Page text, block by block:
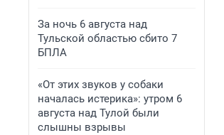
За ночь 6 августа над
Тульской областью сбито 7
БПЛА
«От этих звуков у собаки
началась истерика»: утром 6
августа над Тулой были
слышны взрывы